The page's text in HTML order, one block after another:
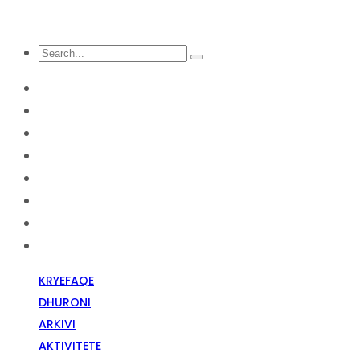
KRYEFAQE
DHURONI
ARKIVI
AKTIVITETE